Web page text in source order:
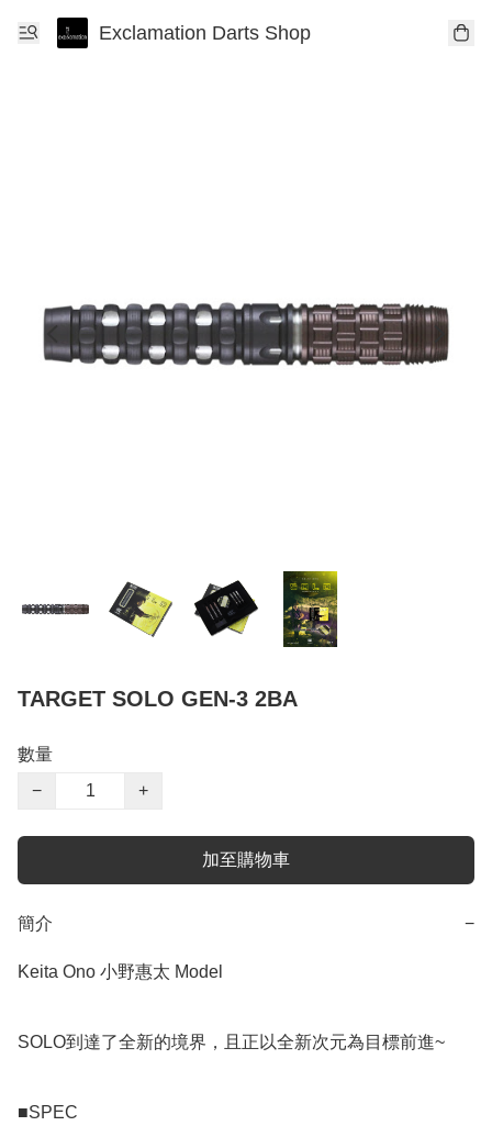
Exclamation Darts Shop
TARGET SOLO GEN-3 2BA
數量
−
+
加至購物車
簡介 −
Keita Ono 小野惠太 Model
SOLO到達了全新的境界，且正以全新次元為目標前進~
■SPEC